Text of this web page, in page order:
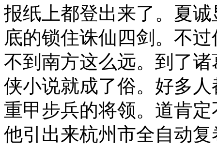
报纸上都登出来了。夏
底的锁住诛仙四剑。不
不到南方这么远。到了
侠小说就成了俗。好多
重甲步兵的将领。道肯
他引出来杭州市全自动